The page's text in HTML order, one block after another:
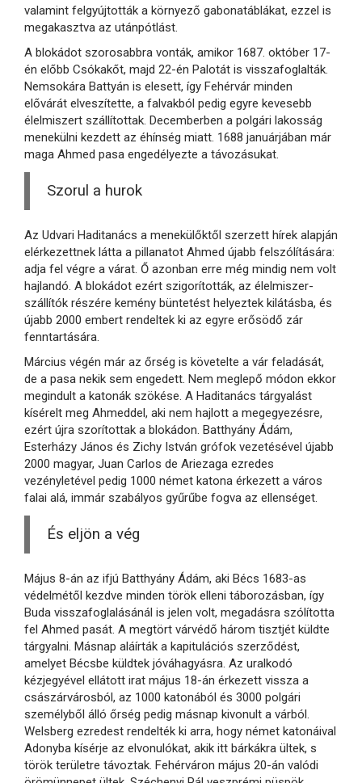
valamint felgyújtották a környező gabonatáblákat, ezzel is
megakasztva az utánpótlást.
A blokádot szorosabbra vonták, amikor 1687. október 17-
én előbb Csókakőt, majd 22-én Palotát is visszafoglalták.
Nemsokára Battyán is elesett, így Fehérvár minden
elővárát elveszítette, a falvakból pedig egyre kevesebb
élelmiszert szállítottak. Decemberben a polgári lakosság
menekülni kezdett az éhínség miatt. 1688 januárjában már
maga Ahmed pasa engedélyezte a távozásukat.
Szorul a hurok
Az Udvari Haditanács a menekülőktől szerzett hírek alapján
elérkezettnek látta a pillanatot Ahmed újabb felszólítására:
adja fel végre a várat. Ő azonban erre még mindig nem volt
hajlandó. A blokádot ezért szigorították, az élelmiszer-
szállítók részére kemény büntetést helyeztek kilátásba, és
újabb 2000 embert rendeltek ki az egyre erősödő zár
fenntartására.
Március végén már az őrség is követelte a vár feladását,
de a pasa nekik sem engedett. Nem meglepő módon ekkor
megindult a katonák szökése. A Haditanács tárgyalást
kísérelt meg Ahmeddel, aki nem hajlott a megegyezésre,
ezért újra szorítottak a blokádon. Batthyány Ádám,
Esterházy János és Zichy István grófok vezetésével újabb
2000 magyar, Juan Carlos de Ariezaga ezredes
vezényletével pedig 1000 német katona érkezett a város
falai alá, immár szabályos gyűrűbe fogva az ellenséget.
És eljön a vég
Május 8-án az ifjú Batthyány Ádám, aki Bécs 1683-as
védelmétől kezdve minden török elleni táborozásban, így
Buda visszafoglalásánál is jelen volt, megadásra szólította
fel Ahmed pasát. A megtört várvédő három tisztjét küldte
tárgyalni. Másnap aláírták a kapitulációs szerződést,
amelyet Bécsbe küldtek jóváhagyásra. Az uralkodó
kézjegyével ellátott irat május 18-án érkezett vissza a
császárvárosból, az 1000 katonából és 3000 polgári
személyből álló őrség pedig másnap kivonult a várból.
Welsberg ezredest rendelték ki arra, hogy német katonáival
Adonyba kísérje az elvonulókat, akik itt bárkákra ültek, s
török területre távoztak. Fehérváron május 20-án valódi